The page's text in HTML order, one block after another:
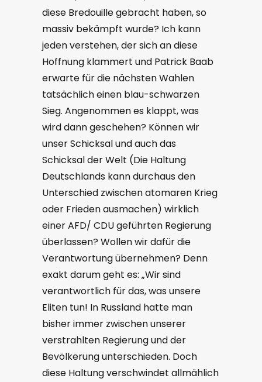
diese Bredouille gebracht haben, so
massiv bekämpft wurde? Ich kann
jeden verstehen, der sich an diese
Hoffnung klammert und Patrick Baab
erwarte für die nächsten Wahlen
tatsächlich einen blau-schwarzen
Sieg. Angenommen es klappt, was
wird dann geschehen? Können wir
unser Schicksal und auch das
Schicksal der Welt (Die Haltung
Deutschlands kann durchaus den
Unterschied zwischen atomaren Krieg
oder Frieden ausmachen) wirklich
einer AFD/ CDU geführten Regierung
überlassen? Wollen wir dafür die
Verantwortung übernehmen? Denn
exakt darum geht es: „Wir sind
verantwortlich für das, was unsere
Eliten tun! In Russland hatte man
bisher immer zwischen unserer
verstrahlten Regierung und der
Bevölkerung unterschieden. Doch
diese Haltung verschwindet allmählich